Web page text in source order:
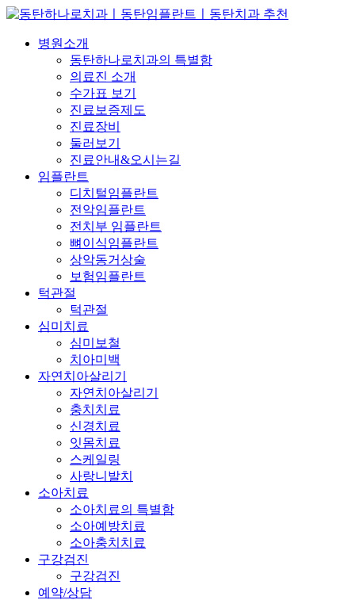
병원소개
동탄하나로치과의 특별함
의료진 소개
수가표 보기
진료보증제도
진료장비
둘러보기
진료안내&오시는길
임플란트
디치털임플란트
전악임플란트
전치부 임플란트
뼈이식임플란트
상악동거상술
보험임플란트
턱관절
턱관절
심미치료
심미보철
치아미백
자연치아살리기
자연치아살리기
충치치료
신경치료
잇몸치료
스케일링
사랑니발치
소아치료
소아치료의 특별함
소아예방치료
소아충치치료
구강검진
구강검진
예약/상담